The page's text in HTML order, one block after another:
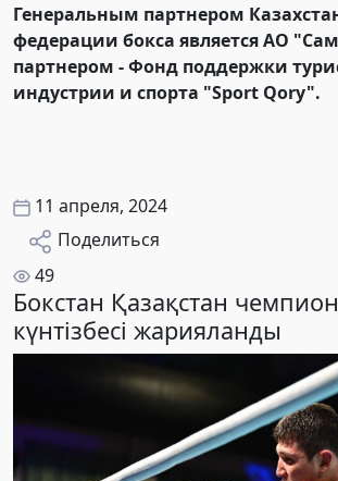
Генеральным партнером
федерации бокса является АО
партнером - Фонд поддержки
индустрии и спорта "Sport Qory".
11 апреля, 2024
Поделиться
49
Бокстан Қазақстан
күнтізбесі жарияланды